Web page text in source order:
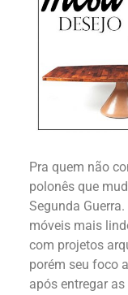
Pra quem não
polonês que
Segunda
móveis mais
com projetos
porém seu foco
após entregar